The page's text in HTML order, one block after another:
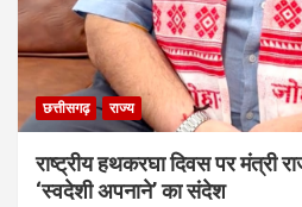
छत्तीसगढ़ राज्य
राष्ट्रीय हथकरघा दिवस पर मंत्री
‘स्वदेशी अपनाने’ का संदेश